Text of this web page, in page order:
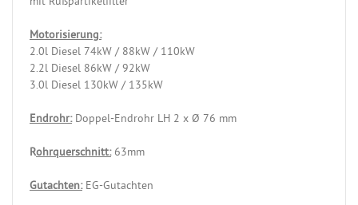
Motorisierung:
2.0l Diesel 74kW / 88kW / 110kW
2.2l Diesel 86kW / 92kW
3.0l Diesel 130kW / 135kW
Endrohr:Doppel-Endrohr LH 2 x Ø 76 mm
Rohrquerschnitt:63mm
Gutachten:EG-Gutachten